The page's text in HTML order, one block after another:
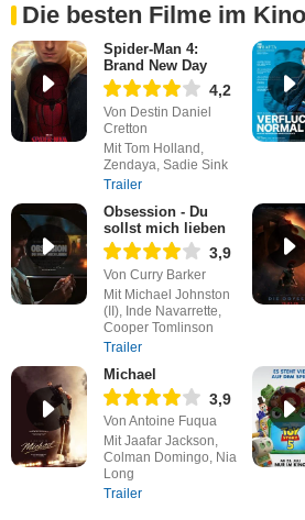
Die besten Filme im Kino
Spider-Man 4:
Brand New Day
4,2
Von Destin Daniel
Cretton
Mit Tom Holland,
Zendaya, Sadie Sink
Trailer
Obsession - Du
sollst mich lieben
3,9
Von Curry Barker
Mit Michael Johnston
(II), Inde Navarrette,
Cooper Tomlinson
Trailer
Michael
3,9
Von Antoine Fuqua
Mit Jaafar Jackson,
Colman Domingo, Nia
Long
Trailer